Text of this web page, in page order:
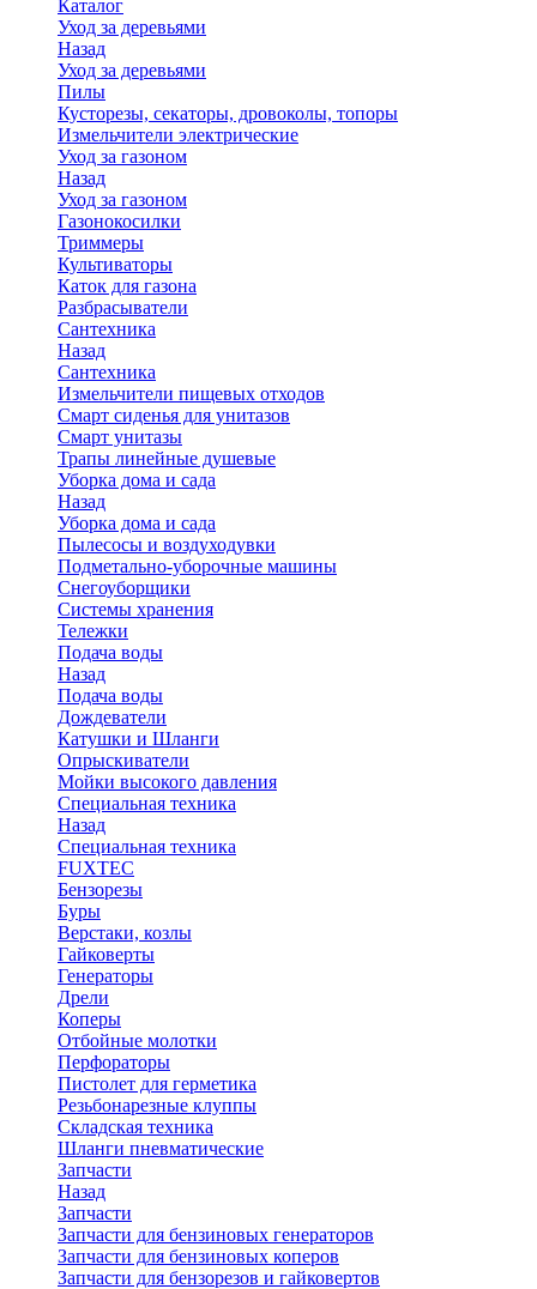
Каталог
Уход за деревьями
Назад
Уход за деревьями
Пилы
Кусторезы, секаторы, дровоколы, топоры
Измельчители электрические
Уход за газоном
Назад
Уход за газоном
Газонокосилки
Триммеры
Культиваторы
Каток для газона
Разбрасыватели
Сантехника
Назад
Сантехника
Измельчители пищевых отходов
Смарт сиденья для унитазов
Смарт унитазы
Трапы линейные душевые
Уборка дома и сада
Назад
Уборка дома и сада
Пылесосы и воздуходувки
Подметально-уборочные машины
Снегоуборщики
Системы хранения
Тележки
Подача воды
Назад
Подача воды
Дождеватели
Катушки и Шланги
Опрыскиватели
Мойки высокого давления
Специальная техника
Назад
Специальная техника
FUXTEC
Бензорезы
Буры
Верстаки, козлы
Гайковерты
Генераторы
Дрели
Коперы
Отбойные молотки
Перфораторы
Пистолет для герметика
Резьбонарезные клуппы
Складская техника
Шланги пневматические
Запчасти
Назад
Запчасти
Запчасти для бензиновых генераторов
Запчасти для бензиновых коперов
Запчасти для бензорезов и гайковертов